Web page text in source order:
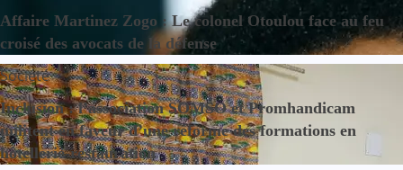
Affaire Martinez Zogo : Le colonel Otoulou face au feu
croisé des avocats de la défense
Société
Inclusion : l’association SOMSO et Promhandicam
militent en faveur d’une réforme des formations en
hôtellerie-restauration